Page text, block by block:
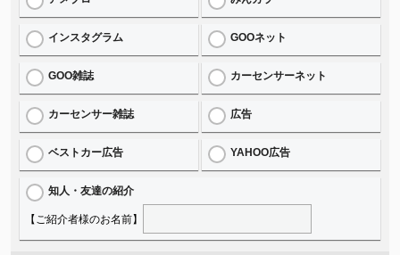
インスタグラム GOOネット
GOO雑誌 カーセンサーネット
カーセンサー雑誌 広告
ベストカー広告 YAHOO広告
知人・友達の紹介
【ご紹介者様のお名前】